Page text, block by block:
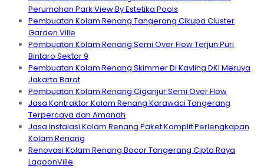
Perumahan Park View By Estetika Pools
Pembuatan Kolam Renang Tangerang Cikupa Cluster
Garden Ville
Pembuatan Kolam Renang Semi Over Flow Terjun Puri
Bintaro Sektor 9
Pembuatan Kolam Renang Skimmer Di Kavling DKI Meruya
Jakarta Barat
Pembuatan Kolam Renang Ciganjur Semi Over Flow
Jasa Kontraktor Kolam Renang Karawaci Tangerang
Terpercaya dan Amanah
Jasa Instalasi Kolam Renang Paket Komplit Perlengkapan
Kolam Renang
Renovasi Kolam Renang Bocor Tangerang Cipta Raya
LagoonVille